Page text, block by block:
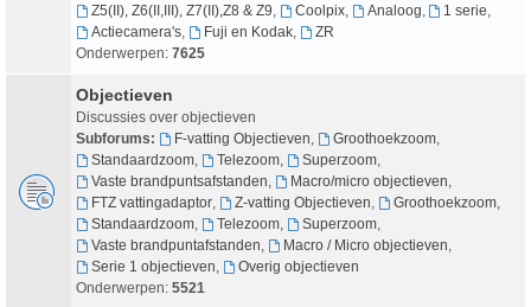
Z5(II), Z6(II,III), Z7(II),Z8 & Z9
Coolpix, Analoog 1 serie
Actiecamera's, Fuji en Kodak,
ZR
Onderwerpen: 7625
Objectieven
Discussies over objectieven
Subforums:
F-vatting Objectieven Groothoekzoom,
Standaardzoom, Telezoom, Superzoom,
Vaste brandpuntsafstanden
Macro/micro objectieven
FTZ vattingadaptor, Z-vatting Objectieven Groothoekzoom,
Standaardzoom, Telezoom, Superzoom,
Vaste brandpuntafstanden
Macro / Micro objectieven
Serie 1 objectieven
Overig objectieven
Onderwerpen: 5521